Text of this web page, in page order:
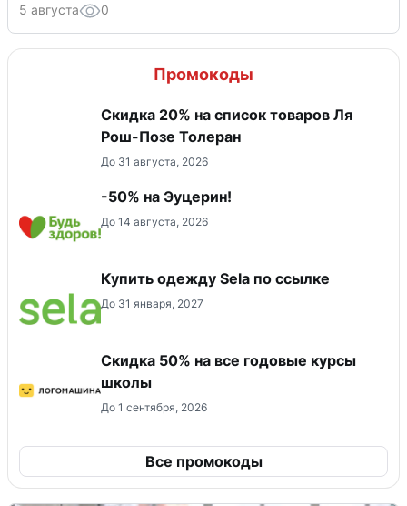
5 августа 0
Промокоды
Скидка 20% на список товаров Ля
Рош-Позе Толеран
До 31 августа, 2026
-50% на Эуцерин!
До 14 августа, 2026
Купить одежду Sela по ссылке
До 31 января, 2027
Скидка 50% на все годовые курсы
школы
До 1 сентября, 2026
Все промокоды